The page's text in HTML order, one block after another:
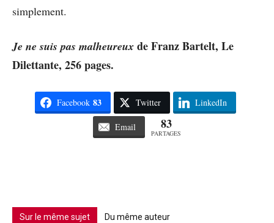
simplement.
Je ne suis pas malheureux de Franz Bartelt, Le
Dilettante, 256 pages.
Facebook 83 Twitter LinkedIn
Email 83
PARTAGES
Sur le même sujet Du même auteur